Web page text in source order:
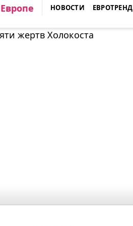
ЕВРОПЕ
НОВОСТИ ЕВРОТРЕНД